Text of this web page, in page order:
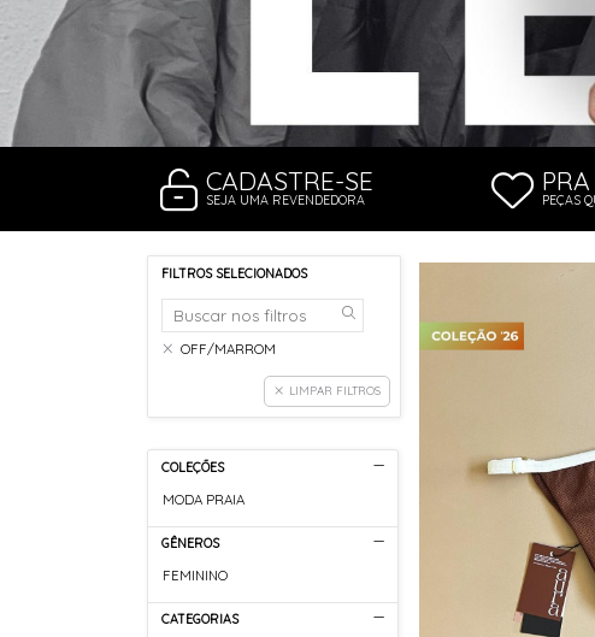
SAÍDAS DE PRAIA
SANDÁLIAS
SHORTS E SAIAS
TOP DE BIQUÍNI
CADASTRE-SE
SEJA UMA REVENDEDORA PEÇAS
FILTROS SELECIONADOS
OFF/MARROM
LIMPAR FILTROS
COLEÇÕES
MODA PRAIA
GÊNEROS
FEMININO
CATEGORIAS